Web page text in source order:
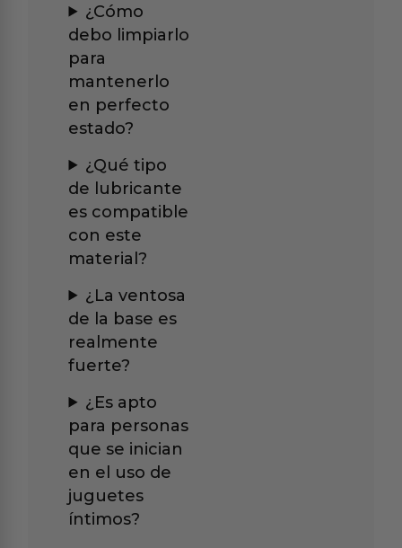
¿Cómo
debo limpiarlo
para
mantenerlo
en perfecto
estado?
¿Qué tipo
de lubricante
es compatible
con este
material?
¿La ventosa
de la base es
realmente
fuerte?
¿Es apto
para personas
que se inician
en el uso de
juguetes
íntimos?